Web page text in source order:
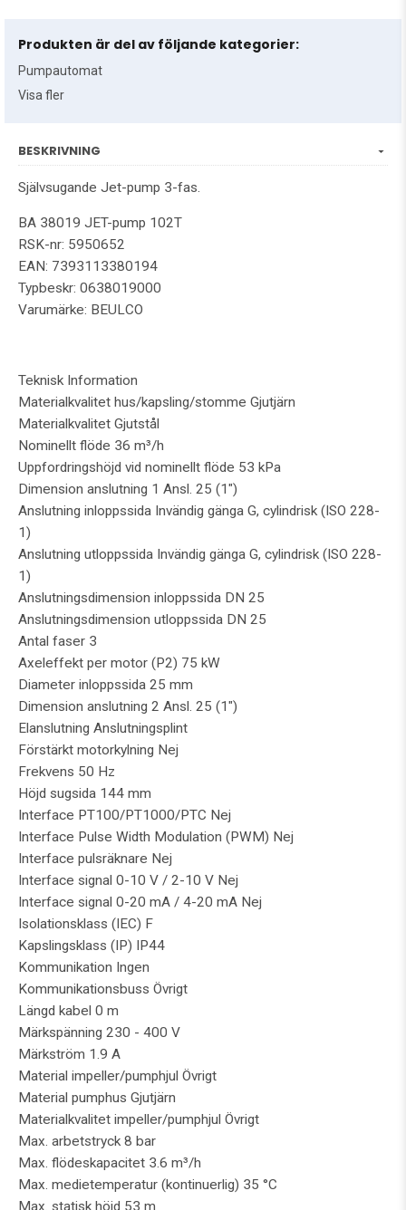
Produkten är del av följande kategorier:
Pumpautomat
Visa fler
BESKRIVNING
Självsugande Jet-pump 3-fas.
BA 38019 JET-pump 102T
RSK-nr: 5950652
EAN: 7393113380194
Typbeskr: 0638019000
Varumärke: BEULCO
Teknisk Information
Materialkvalitet hus/kapsling/stomme Gjutjärn
Materialkvalitet Gjutstål
Nominellt flöde 36 m³/h
Uppfordringshöjd vid nominellt flöde 53 kPa
Dimension anslutning 1 Ansl. 25 (1")
Anslutning inloppssida Invändig gänga G, cylindrisk (ISO 228-
1)
Anslutning utloppssida Invändig gänga G, cylindrisk (ISO 228-
1)
Anslutningsdimension inloppssida DN 25
Anslutningsdimension utloppssida DN 25
Antal faser 3
Axeleffekt per motor (P2) 75 kW
Diameter inloppssida 25 mm
Dimension anslutning 2 Ansl. 25 (1")
Elanslutning Anslutningsplint
Förstärkt motorkylning Nej
Frekvens 50 Hz
Höjd sugsida 144 mm
Interface PT100/PT1000/PTC Nej
Interface Pulse Width Modulation (PWM) Nej
Interface pulsräknare Nej
Interface signal 0-10 V / 2-10 V Nej
Interface signal 0-20 mA / 4-20 mA Nej
Isolationsklass (IEC) F
Kapslingsklass (IP) IP44
Kommunikation Ingen
Kommunikationsbuss Övrigt
Längd kabel 0 m
Märkspänning 230 - 400 V
Märkström 1.9 A
Material impeller/pumphjul Övrigt
Material pumphus Gjutjärn
Materialkvalitet impeller/pumphjul Övrigt
Max. arbetstryck 8 bar
Max. flödeskapacitet 3.6 m³/h
Max. medietemperatur (kontinuerlig) 35 °C
Max. statisk höjd 53 m